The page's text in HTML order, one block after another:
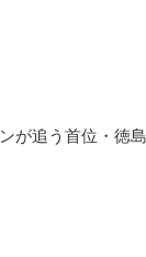
が追う首位・徳